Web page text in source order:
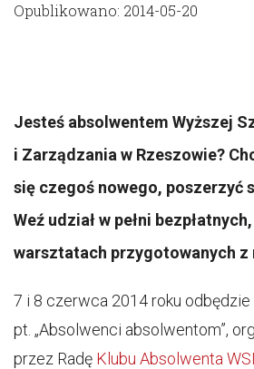
Opublikowano: 2014-05-20
Jesteś absolwentem Wyższej
i Zarządzania w Rzeszowie?
się czegoś nowego, poszerzyć
Weź udział w pełni
warsztatach przygotowanych z
7 i 8 czerwca 2014 roku odbędzie
pt. „Absolwenci absolwentom”,
przez Radę Klubu Absolwenta